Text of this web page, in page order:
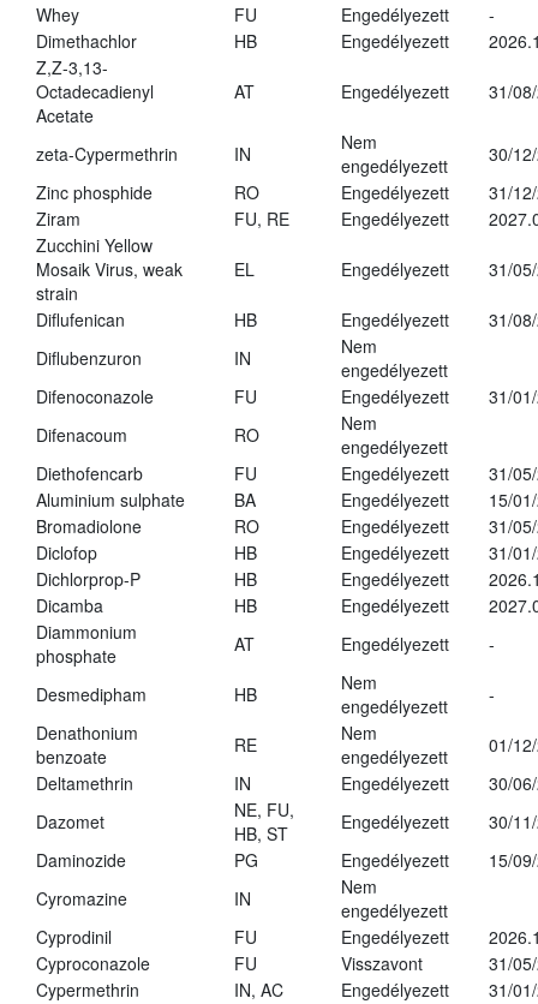
Whey
FU Engedélyezett
-
Dimethachlor
HB Engedélyezett
Z,Z-3,13-
Octadecadienyl
Acetate
AT Engedélyezett 31/
zeta-Cypermethrin IN
Nem
engedélyezett
30/
Zinc phosphide
RO Engedélyezett
31/
Ziram
FU, RE Engedélyezett
Zucchini Yellow
Mosaik Virus, weak
strain
EL Engedélyezett 31/
Diflufenican HB Engedélyezett
31/
Diflubenzuron
IN
Nem
engedélyezett
Difenoconazole
FU Engedélyezett
31/
Difenacoum
RO
Nem
engedélyezett
Diethofencarb
FU Engedélyezett
31/
Aluminium sulphate
BA Engedélyezett
15/
Bromadiolone
RO Engedélyezett
31/
Diclofop
HB Engedélyezett
31/
Dichlorprop-P
HB Engedélyezett
Dicamba
HB Engedélyezett
Diammonium
phosphate
AT Engedélyezett -
Desmedipham HB
Nem
engedélyezett
-
Denathonium
benzoate
RE
Nem
engedélyezett
01/
Deltamethrin
IN Engedélyezett
30/
Dazomet
NE, FU,
HB, ST
Engedélyezett
30/
Daminozide
PG Engedélyezett
15/
Cyromazine
IN
Nem
engedélyezett
Cyprodinil
FU Engedélyezett
Cyproconazole
FU Visszavont
31/
Cypermethrin
IN, AC Engedélyezett 31/